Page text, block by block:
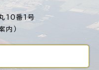
10番1号
）